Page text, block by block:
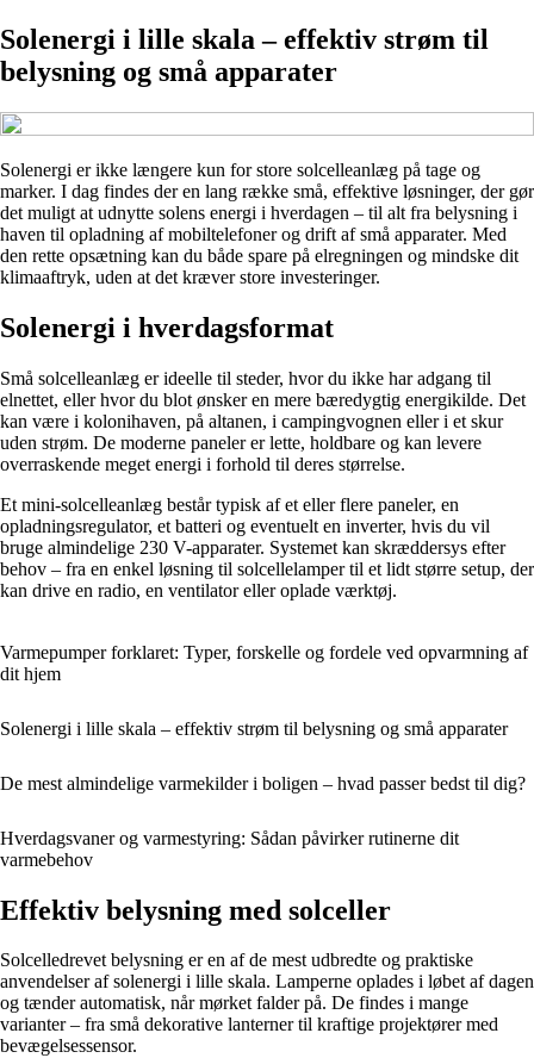
Solenergi i lille skala – effektiv strøm til
belysning og små apparater
Solenergi er ikke længere kun for store solcelleanlæg på tage og
marker. I dag findes der en lang række små, effektive løsninger, der gør
det muligt at udnytte solens energi i hverdagen – til alt fra belysning i
haven til opladning af mobiltelefoner og drift af små apparater. Med
den rette opsætning kan du både spare på elregningen og mindske dit
klimaaftryk, uden at det kræver store investeringer.
Solenergi i hverdagsformat
Små solcelleanlæg er ideelle til steder, hvor du ikke har adgang til
elnettet, eller hvor du blot ønsker en mere bæredygtig energikilde. Det
kan være i kolonihaven, på altanen, i campingvognen eller i et skur
uden strøm. De moderne paneler er lette, holdbare og kan levere
overraskende meget energi i forhold til deres størrelse.
Et mini-solcelleanlæg består typisk af et eller flere paneler, en
opladningsregulator, et batteri og eventuelt en inverter, hvis du vil
bruge almindelige 230 V-apparater. Systemet kan skræddersys efter
behov – fra en enkel løsning til solcellelamper til et lidt større setup, der
kan drive en radio, en ventilator eller oplade værktøj.
Varmepumper forklaret: Typer, forskelle og fordele ved opvarmning af
dit hjem
Solenergi i lille skala – effektiv strøm til belysning og små apparater
De mest almindelige varmekilder i boligen – hvad passer bedst til dig?
Hverdagsvaner og varmestyring: Sådan påvirker rutinerne dit
varmebehov
Effektiv belysning med solceller
Solcelledrevet belysning er en af de mest udbredte og praktiske
anvendelser af solenergi i lille skala. Lamperne oplades i løbet af dagen
og tænder automatisk, når mørket falder på. De findes i mange
varianter – fra små dekorative lanterner til kraftige projektører med
bevægelsessensor.